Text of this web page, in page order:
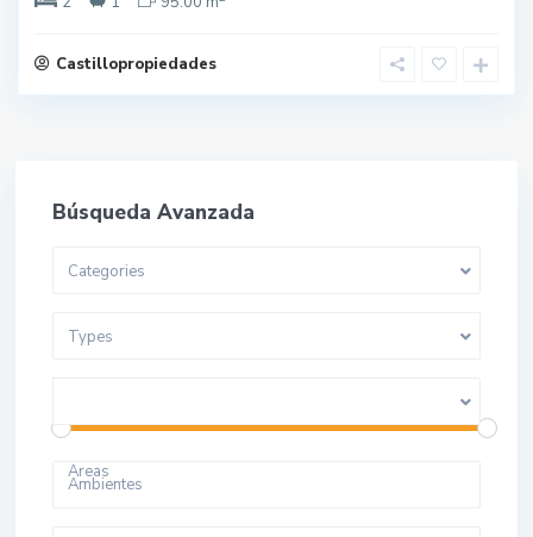
Castillopropiedades
Búsqueda Avanzada
Categories
Types
Price range:
Areas